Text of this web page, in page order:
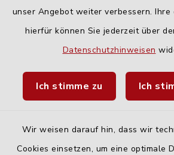
unser Angebot weiter verbessern.
hierfür können Sie jederzeit über
Datenschutzhinweisen
Ich stimme zu Ich
Wir weisen darauf hin, dass wir
Cookies einsetzen, um eine optimale
Quicklinks
Fahrplanauskunft DING